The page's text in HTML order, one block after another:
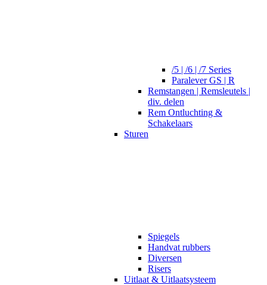
/5 | /6 | /7 Series
Paralever GS | R
Remstangen | Remsleutels |
div. delen
Rem Ontluchting &
Schakelaars
Sturen
Spiegels
Handvat rubbers
Diversen
Risers
Uitlaat & Uitlaatsysteem